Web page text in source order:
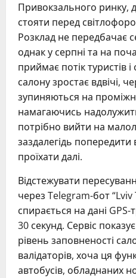
Привокзального ринку,
стояти перед
Розклад не передбачає
однак у серпні та на
приймає потік туристів
салону зростає вдвічі,
зупиняються на
намагаючись
потрібно вийти на
заздалегідь попередити
проїхати далі.
Відстежувати
через Telegram-бот
спирається на дані
30 секунд. Сервіс
рівень заповненості
валідаторів, хоча ця
автобусів, обладнаних